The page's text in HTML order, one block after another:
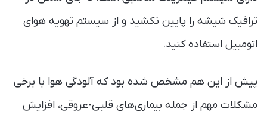
ترافیک شیشه‌ را پایین نکشید و از سیستم تهویه هوای
اتومبیل استفاده کنید.
پیش از این هم مشخص شده بود که آلودگی هوا با برخی
مشکلات مهم از جمله بیماری‌های قلبی-عروقی، افزایش